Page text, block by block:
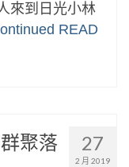
來到日光小林
READ
27
2 月 2019
聚落